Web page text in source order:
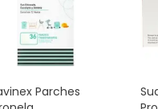
Parches